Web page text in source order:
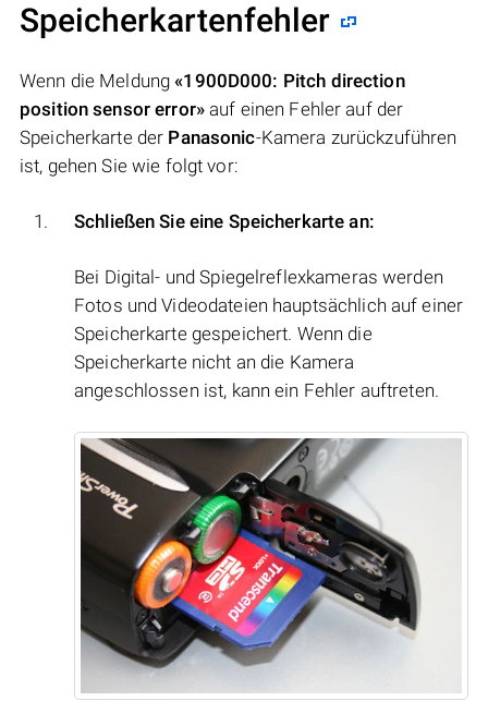
Speicherkartenfehler
Wenn die Meldung«1900D000: Pitch direction
position sensor error»auf einen Fehler auf der
Speicherkarte der Panasonic-Kamera zurückzuführen
ist, gehen Sie wie folgt vor:
Schließen Sie eine Speicherkarte an:
Bei Digital- und Spiegelreflexkameras werden
Fotos und Videodateien hauptsächlich auf einer
Speicherkarte gespeichert. Wenn die
Speicherkarte nicht an die Kamera
angeschlossen ist, kann ein Fehler auftreten.